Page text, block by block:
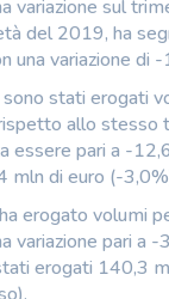
variazione sul
del 2019, ha
una variazione di
sono stati erogati
allo stesso
essere pari a -
mln di euro (-
erogato volumi
variazione pari a
erogati 140,3